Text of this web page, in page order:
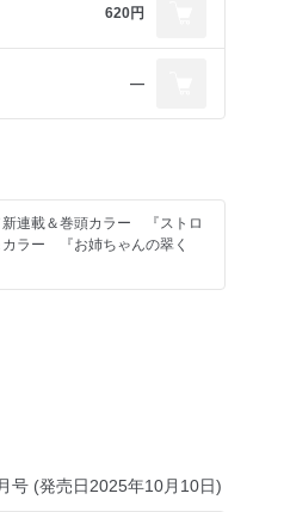
620円
―
連載＆巻頭カラー 『ストロ
ラー 『お姉ちゃんの翠く
号 (発売日2025年10月10日)